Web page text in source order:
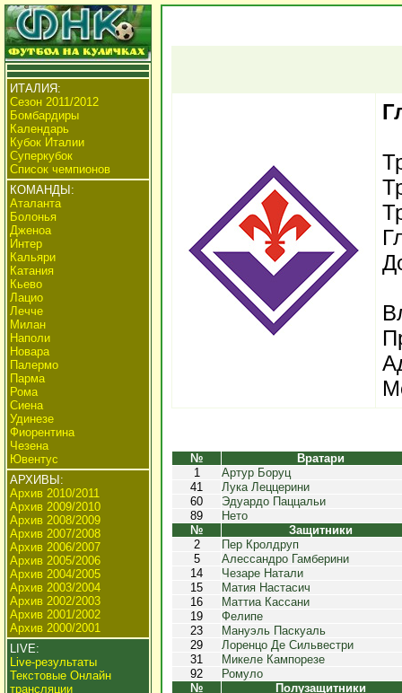
ИТАЛИЯ:
Сезон 2011/2012
Бомбардиры
Календарь
Кубок Италии
Суперкубок
Список чемпионов
КОМАНДЫ:
Аталанта
Болонья
Дженоа
Интер
Кальяри
Катания
Кьево
Лацио
Лечче
Милан
Наполи
Новара
Палермо
Парма
Рома
Сиена
Удинезе
Фиорентина
Чезена
Ювентус
АРХИВЫ:
Архив 2010/2011
Архив 2009/2010
Архив 2008/2009
Архив 2007/2008
Архив 2006/2007
Архив 2005/2006
Архив 2004/2005
Архив 2003/2004
Архив 2002/2003
Архив 2001/2002
Архив 2000/2001
LIVE:
Live-результаты
Текстовые Онлайн
трансляции
№
Вратари
1
Артур Боруц
41
Лука Леццерини
60
Эдуардо Паццальи
89
Нето
№
Защитники
2
Пер Кролдруп
5
Алессандро Гамберини
14
Чезаре Натали
15
Матия Настасич
16
Маттиа Кассани
19
Фелипе
23
Мануэль Паскуаль
29
Лоренцо Де Сильвестри
31
Микеле Кампорезе
92
Ромуло
№
Полузащитники